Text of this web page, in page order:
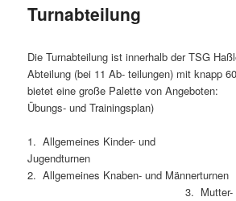
Turnabteilung
Die Turnabteilung ist innerhalb der TSG
Abteilung (bei 11 Ab- teilungen) mit knapp
bietet eine große Palette von
Übungs- und Trainingsplan)
1. Allgemeines Kinder- und
2. Allgemeines Knaben- und
3. Mutter- und